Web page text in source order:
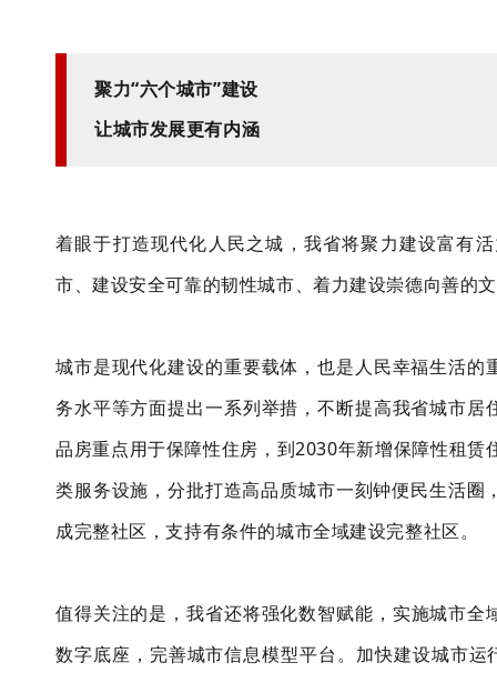
聚力“六个城市”建设
让城市发展更有内涵
着眼于打造现代化人民之城，我省将聚力建设富有
市、建设安全可靠的韧性城市、着力建设崇德向善的
城市是现代化建设的重要载体，也是人民幸福生活
务水平等方面提出一系列举措，不断提高我省城市
品房重点用于保障性住房，到2030年新增保障性租赁
类服务设施，分批打造高品质城市一刻钟便民生活圈
成完整社区，支持有条件的城市全域建设完整社区。
值得关注的是，我省还将强化数智赋能，实施城市全
数字底座，完善城市信息模型平台。 加快建设城市运